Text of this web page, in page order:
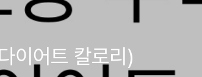
이어트 칼로리)